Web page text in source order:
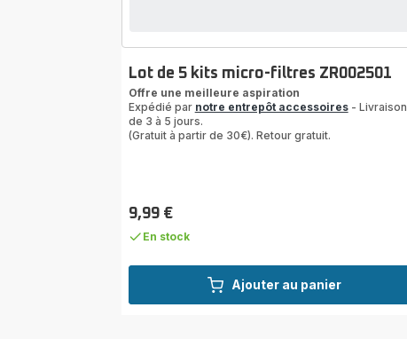
Ajouter au panier
Lot de 5 kits micro-filtres ZR002501
Offre une meilleure aspiration
Expédié par notre entrepôt accessoires- Livraison
de 3 à 5 jours.
(Gratuit à partir de 30€). Retour gratuit.
Prix
9,99 €
En stock